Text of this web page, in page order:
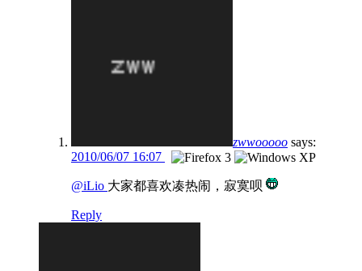
zwwooooo says:
2010/06/07 16:07
@iLio 大家都喜欢凑热闹，寂寞呗
Reply